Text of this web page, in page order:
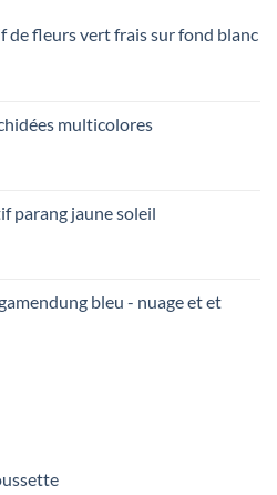
de fleurs vert frais sur fond blanc
multicolores
parang jaune soleil
bleu - nuage et et